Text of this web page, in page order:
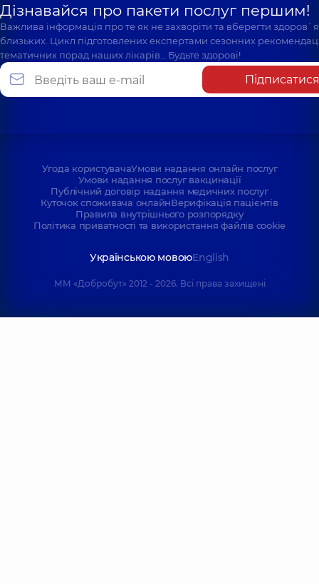
Дізнавайся про пакети послуг першим!
Важлива інформація про те як не захворіти та вберегти
близьких. Цикл підготовлених експертами сезонних
тематичних порад наших лікарів… Будьте здорові!
Підписатися
Угода користувачаУмови надання онлайн послуг
Умови надання послуг вакцинації
Публічний договір надання медичних послуг
Куточок споживача онлайнВерифікація пацієнтів
Правила внутрішнього розпорядку
Політика приватності та використання файлів cookie
Українською мовоюEnglish
ММ «Добробут» 2012 - 2026. Всі права захищені